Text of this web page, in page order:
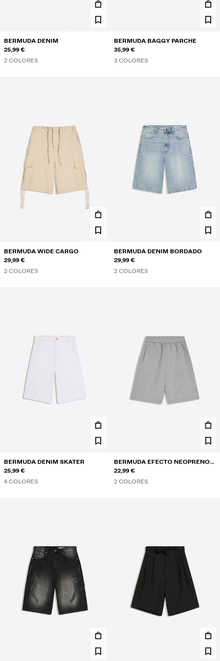
BERMUDA DENIM
25,99 €
2 COLORES
BERMUDA BAGGY PARCHE
35,99 €
3 COLORES
BERMUDA WIDE CARGO
29,99 €
2 COLORES
BERMUDA DENIM BORDADO
29,99 €
2 COLORES
BERMUDA DENIM SKATER
25,99 €
4 COLORES
BERMUDA EFECTO NEOPRENO
OVERSIZE
22,99 €
2 COLORES